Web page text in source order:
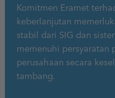
Komitmen Eramet
keberlanjutan
stabil dari SIG dan
memenuhi persyaratan
perusahaan secara
tambang.